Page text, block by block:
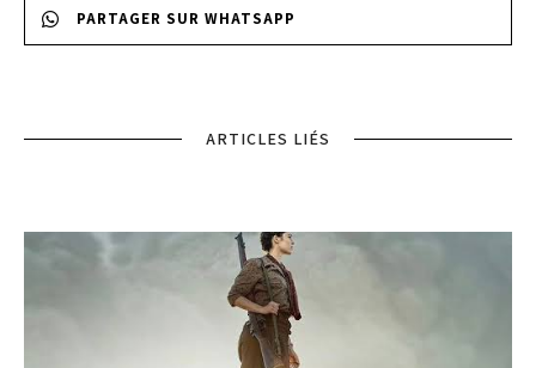
PARTAGER SUR WHATSAPP
ARTICLES LIÉS